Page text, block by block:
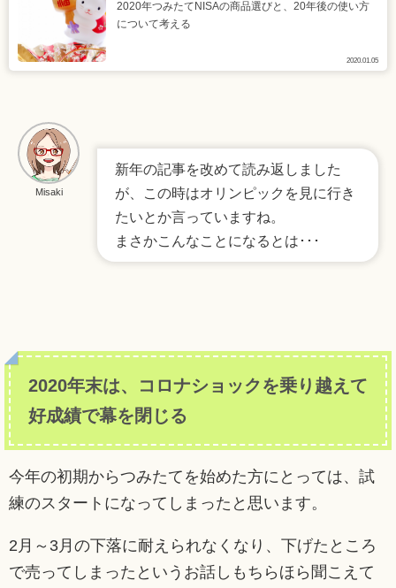
2020年つみたてNISAの商品選びと、20年後の使い方
について考える
2020.01.05
Misaki
新年の記事を改めて読み返しました
が、この時はオリンピックを見に行き
たいとか言っていますね。
まさかこんなことになるとは･･･
2020年末は、コロナショックを乗り越えて
好成績で幕を閉じる
今年の初期からつみたてを始めた方にとっては、試
練のスタートになってしまったと思います。
2月～3月の下落に耐えられなくなり、下げたところ
で売ってしまったというお話しもちらほら聞こえて